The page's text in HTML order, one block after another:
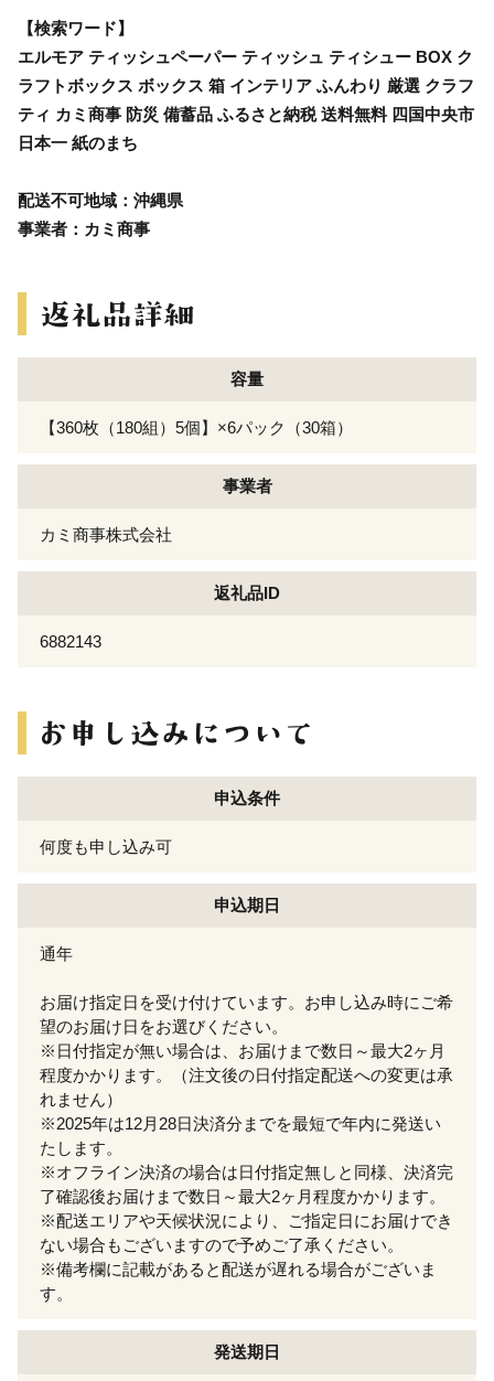
【検索ワード】
エルモア ティッシュペーパー ティッシュ ティシュー BOX ク
ラフトボックス ボックス 箱 インテリア ふんわり 厳選 クラフ
ティ カミ商事 防災 備蓄品 ふるさと納税 送料無料 四国中央市
日本一 紙のまち
配送不可地域：沖縄県
事業者：カミ商事
容量
【360枚（180組）5個】×6パック（30箱）
事業者
カミ商事株式会社
返礼品ID
6882143
申込条件
何度も申し込み可
申込期日
通年
お届け指定日を受け付けています。お申し込み時にご希
望のお届け日をお選びください。
※日付指定が無い場合は、お届けまで数日～最大2ヶ月
程度かかります。（注文後の日付指定配送への変更は承
れません）
※2025年は12月28日決済分までを最短で年内に発送い
たします。
※オフライン決済の場合は日付指定無しと同様、決済完
了確認後お届けまで数日～最大2ヶ月程度かかります。
※配送エリアや天候状況により、ご指定日にお届けでき
ない場合もございますので予めご了承ください。
※備考欄に記載があると配送が遅れる場合がございま
す。
発送期日